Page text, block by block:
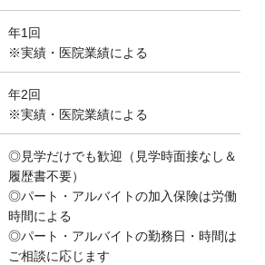
年1回
※実績・医院業績による
年2回
※実績・医院業績による
◎見学だけでも歓迎（見学時面接なし＆
履歴書不要）
◎パート・アルバイトの加入保険は労働
時間による
◎パート・アルバイトの勤務日・時間は
ご相談に応じます